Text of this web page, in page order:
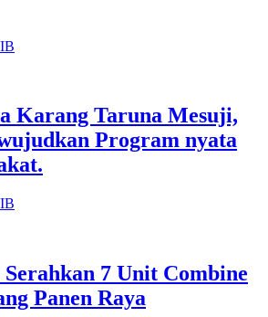
Karang Taruna Mesuji,
Program nyata
7 Unit Combine
Panen Raya